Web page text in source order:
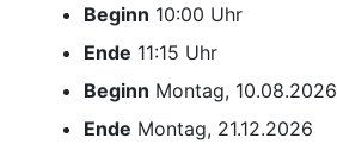
Beginn 10:00 Uhr
Ende 11:15 Uhr
Beginn Montag, 10.08.2026
Ende Montag, 21.12.2026